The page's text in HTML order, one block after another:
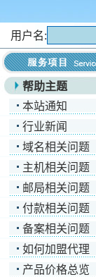
用户名:
帮助主题
本站通知
行业新闻
域名相关问题
主机相关问题
邮局相关问题
付款相关问题
备案相关问题
如何加盟代理
产品价格总览